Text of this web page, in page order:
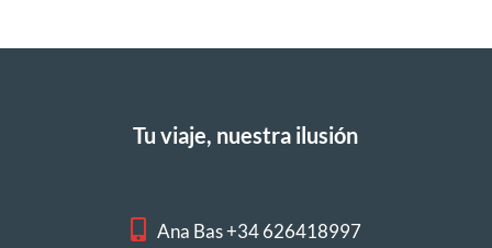
Tu viaje, nuestra ilusión
Ana Bas +34 626418997